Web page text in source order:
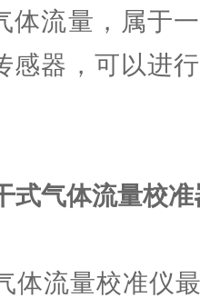
体流量，属于
感器，可以进
式气体流量校
体流量校准仪